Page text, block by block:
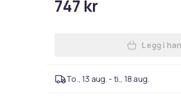
747 kr
Legg i
To., 13 aug. - ti., 18 aug.